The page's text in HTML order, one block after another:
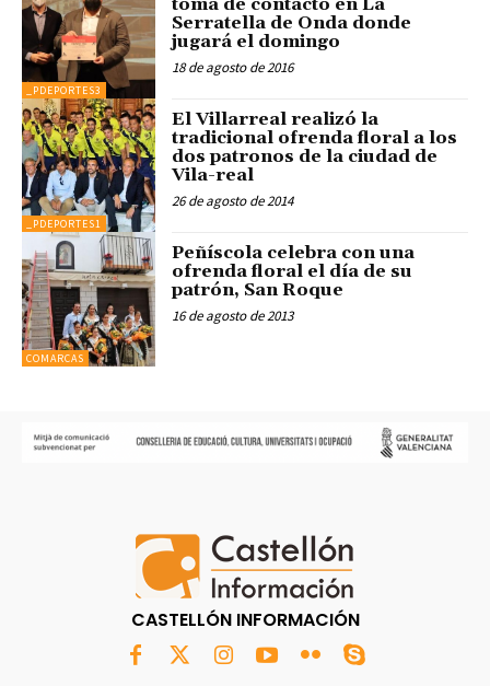
_PDEPORTES3
Serratella de Onda donde
jugará el domingo
18 de agosto de 2016
_PDEPORTES1
El Villarreal realizó la
tradicional ofrenda floral a los
dos patronos de la ciudad de
Vila-real
26 de agosto de 2014
COMARCAS
Peñíscola celebra con una
ofrenda floral el día de su
patrón, San Roque
16 de agosto de 2013
CASTELLÓN INFORMACIÓN